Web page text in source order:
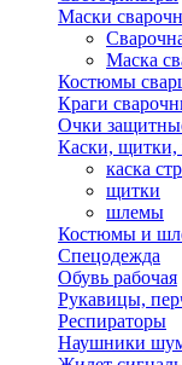
Маски
Маска
Костюмы
Краги
Очки
Каски,
каска
щитки
шлемы
Костюмы и
Спецодежда
Обувь рабочая
Рукавицы,
Респираторы
Наушники